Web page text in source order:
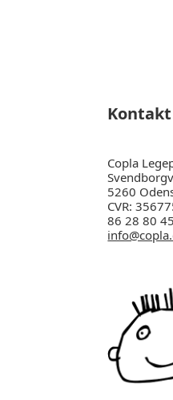
Copla
5260
CVR:
86 28 80 45